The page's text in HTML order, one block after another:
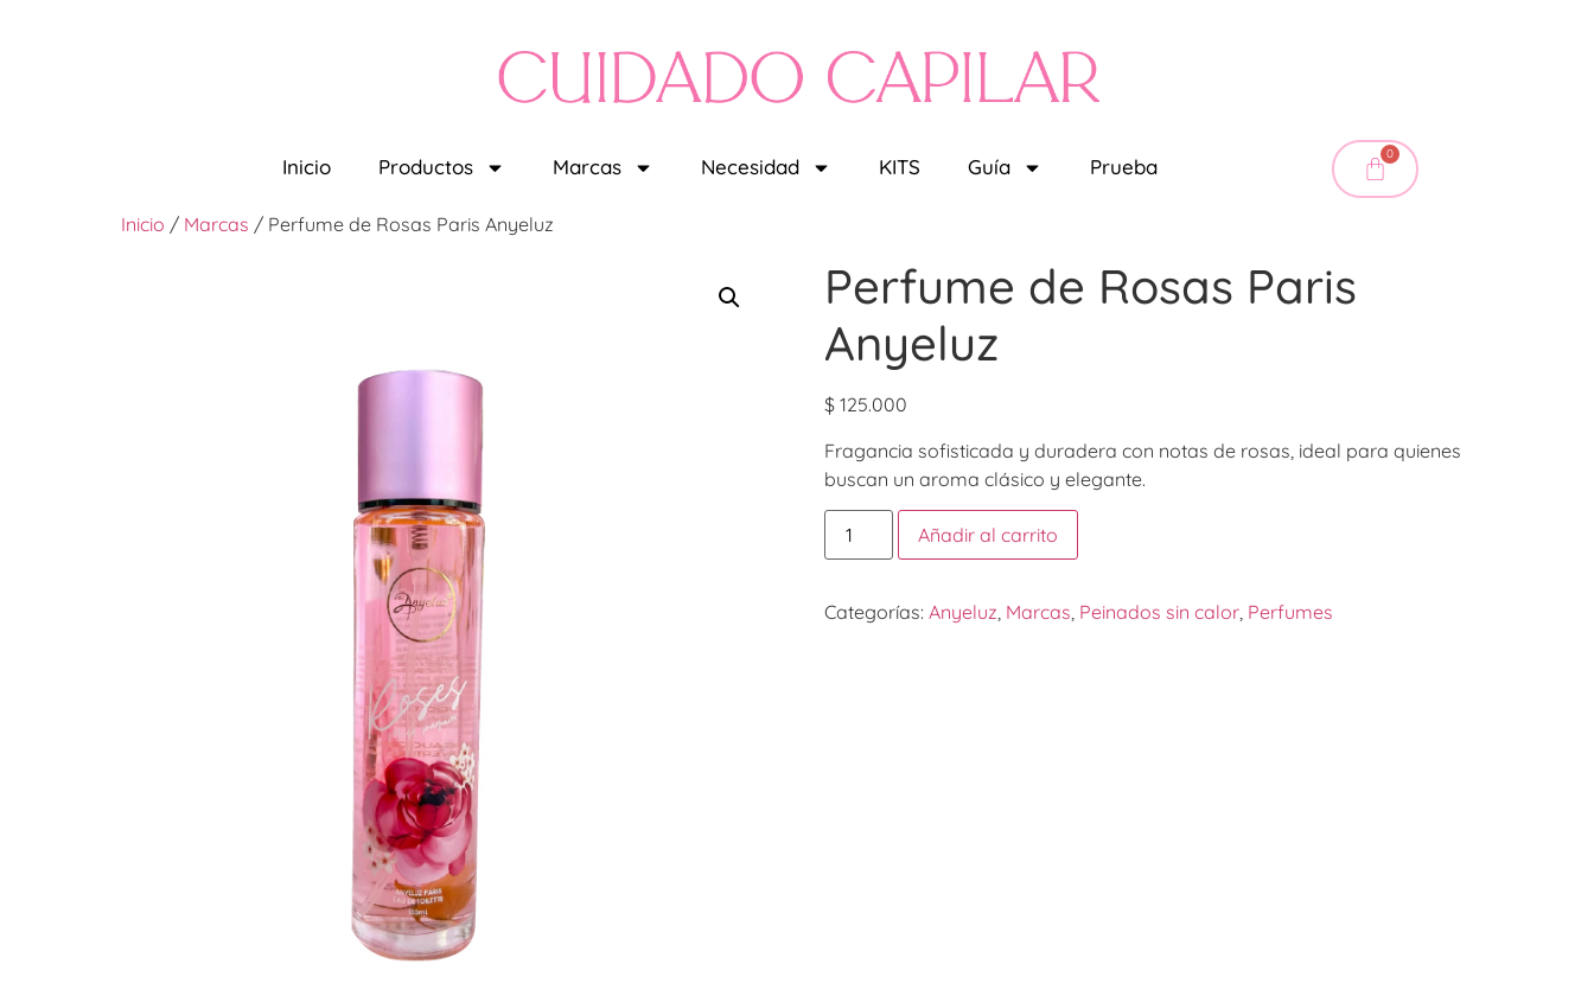
Inicio Productos Marcas Necesidad KITS Guía Prueba
0
Inicio / Marcas / Perfume de Rosas Paris Anyeluz
Perfume de Rosas Paris
Anyeluz
$125.000
Fragancia sofisticada y duradera con notas de rosas, ideal para quienes
buscan un aroma clásico y elegante.
Añadir al carrito
Categorías: Anyeluz Marcas Peinados sin calor, Perfumes